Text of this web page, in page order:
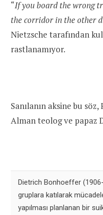
“If you board the wrong
the corridor in the other
Nietzsche tarafından
rastlanamıyor.
Sanılanın aksine bu
Alman teolog ve papaz
Dietrich Bonhoeffer
gruplara katılarak
yapılması planlanan bir